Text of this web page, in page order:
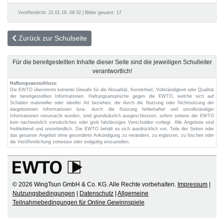
Veröffentlicht: 21.01.18, 09:32 | Bilder gesamt: 17
Zurück zur Schulseite
Für die bereitgestellten Inhalte dieser Seite sind die jeweiligen Schulleiter
verantwortlich!
Haftungsausschluss:
Die EWTO übernimmt keinerlei Gewähr für die Aktualität, Korrektheit, Vollständigkeit oder Qualität
der bereitgestellten Informationen. Haftungsansprüche gegen die EWTO, welche sich auf
Schäden materieller oder ideeller Art beziehen, die durch die Nutzung oder Nichtnutzung der
dargebotenen Informationen bzw. durch die Nutzung fehlerhafter und unvollständiger
Informationen verursacht wurden, sind grundsätzlich ausgeschlossen, sofern seitens der EWTO
kein nachweislich vorsätzliches oder grob fahrlässiges Verschulden vorliegt. Alle Angebote sind
freibleibend und unverbindlich. Die EWTO behält es sich ausdrücklich vor, Teile der Seiten oder
das gesamte Angebot ohne gesonderte Ankündigung zu verändern, zu ergänzen, zu löschen oder
die Veröffentlichung zeitweise oder endgültig einzustellen.
© 2026 WingTsun GmbH & Co. KG. Alle Rechte vorbehalten. Impressum
Nutzungsbedingungen
Datenschutz Allgemeine
Teilnahmebedingungen für Online Gewinnspiele